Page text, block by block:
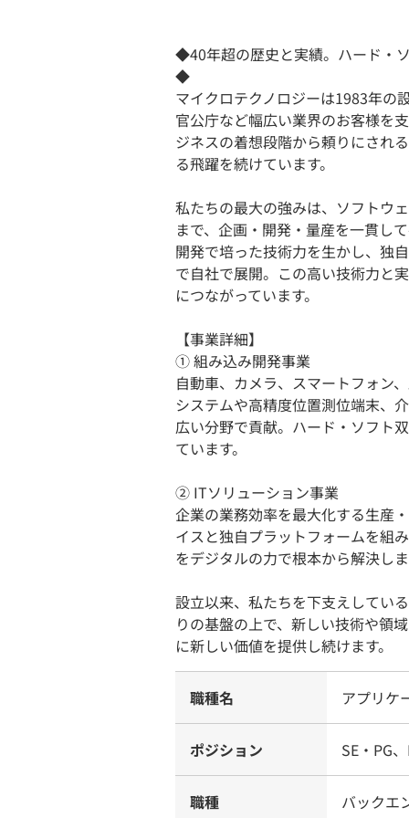
◆40年超の歴史と実績。ハード・
◆
マイクロテクノロジーは1983年の
官公庁など幅広い業界のお客様を
ジネスの着想段階から頼りにされ
る飛躍を続けています。
私たちの最大の強みは、ソフトウ
まで、企画・開発・量産を一貫し
開発で培った技術力を生かし、独
で自社で展開。この高い技術力と
につながっています。
【事業詳細】
① 組み込み開発事業
自動車、カメラ、スマートフォン
システムや高精度位置測位端末、
広い分野で貢献。ハード・ソフト
ています。
② ITソリューション事業
企業の業務効率を最大化する生産
イスと独自プラットフォームを組
をデジタルの力で根本から解決し
設立以来、私たちを下支えしてい
りの基盤の上で、新しい技術や領
に新しい価値を提供し続けます。
職種名 アプリケ
ポジション SE・PG
職種 バックエ